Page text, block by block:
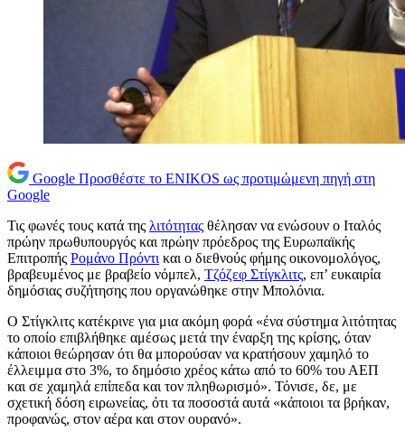
Google Προσθέστε το ENIKOS ως προτιμώμενη πηγή στη
Google
Τις φωνές τους κατά της λιτότητας θέλησαν να ενώσουν ο Ιταλός
πρώην πρωθυπουργός και πρώην πρόεδρος της Ευρωπαϊκής
Επιτροπής Ρομάνο Πρόντι και ο διεθνούς φήμης οικονομολόγος,
βραβευμένος με βραβείο νόμπελ, Τζόζεφ Στίγκλιτς, επ’ ευκαιρία
δημόσιας συζήτησης που οργανώθηκε στην Μπολόνια.
O Στίγκλιτς κατέκρινε για μια ακόμη φορά «ένα σύστημα λιτότητας
το οποίο επιβλήθηκε αμέσως μετά την έναρξη της κρίσης, όταν
κάποιοι θεώρησαν ότι θα μπορούσαν να κρατήσουν χαμηλό το
έλλειμμα στο 3%, το δημόσιο χρέος κάτω από το 60% του ΑΕΠ
και σε χαμηλά επίπεδα και τον πληθωρισμό». Τόνισε, δε, με
σχετική δόση ειρωνείας, ότι τα ποσοστά αυτά «κάποιοι τα βρήκαν,
προφανώς, στον αέρα και στον ουρανό».